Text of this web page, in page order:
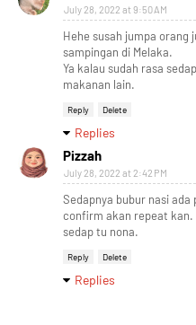
July 28, 2022 at 9:50 AM
Hehe susah jumpa orang
sampingan di Melaka.
Ya kalau sudah rasa
makanan lain.
Reply Delete
Replies
Pizzah
July 28, 2022 at 2:42 PM
Sedapnya bubur nasi
confirm akan repeat kan.
sedap tu nona.
Reply Delete
Replies